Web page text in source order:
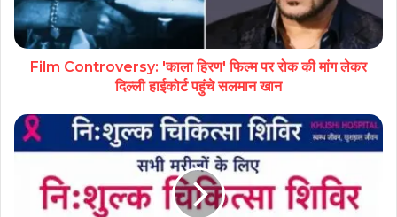
Film Controversy: 'काला हिरण' फिल्म पर रोक की मांग लेकर
दिल्ली हाईकोर्ट पहुंचे सलमान खान